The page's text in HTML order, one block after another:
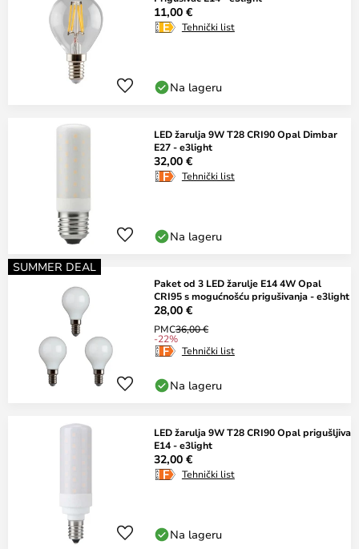
11,00 €
Tehnički list
Na lageru
LED žarulja 9W T28 CRI90 Opal Dimbar
E27 - e3light
32,00 €
Tehnički list
Na lageru
SUMMER DEAL
Paket od 3 LED žarulje E14 4W Opal
CRI95 s mogućnošću prigušivanja - e3light
28,00 €
PMC36,00 €
-22%
Tehnički list
Na lageru
LED žarulja 9W T28 CRI90 Opal prigušljiva
E14 - e3light
32,00 €
Tehnički list
Na lageru